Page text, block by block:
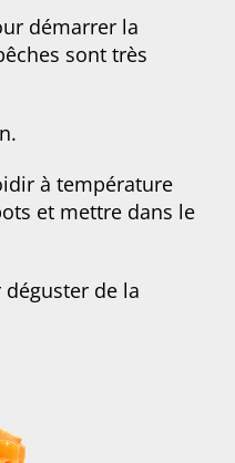
démarrer la
sont très
à température
et mettre dans le
de la